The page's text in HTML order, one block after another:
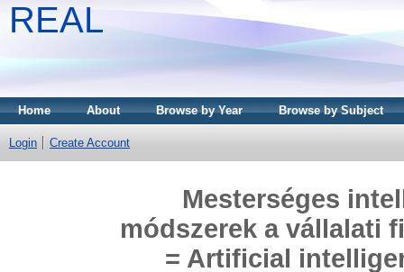
REAL
Home About Browse by Year Browse by Subject
Login Create Account
Mesterséges
módszerek a vállalati
= Artificial